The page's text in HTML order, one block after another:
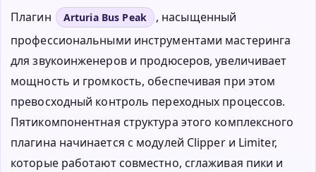
Плагин Arturia Bus Peak
, насыщенный
профессиональными инструментами мастеринга
для звукоинженеров и продюсеров, увеличивает
мощность и громкость, обеспечивая при этом
превосходный контроль переходных процессов.
Пятикомпонентная структура этого комплексного
плагина начинается с модулей Clipper и Limiter,
которые работают совместно, сглаживая пики и